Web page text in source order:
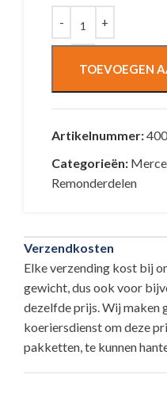
TOEVOEGEN
Artikelnummer:
Categorieën:
Remonderdelen
Verzendkosten
Elke verzending kost bij
gewicht, dus ook voor
dezelfde prijs. Wij maken
koeriersdienst om deze
pakketten, te kunnen